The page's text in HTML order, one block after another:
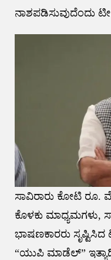
ನಾಶಪಡಿಸುವುದೆಂದು
ಸಾವಿರಾರು ಕೋಟಿ ರೂ.
ಕೊಳಕು ಮಾಧ್ಯಮಗಳು,
ಭಾಷಣಕಾರರು
“ಯುಪಿ ಮಾಡೆಲ್”